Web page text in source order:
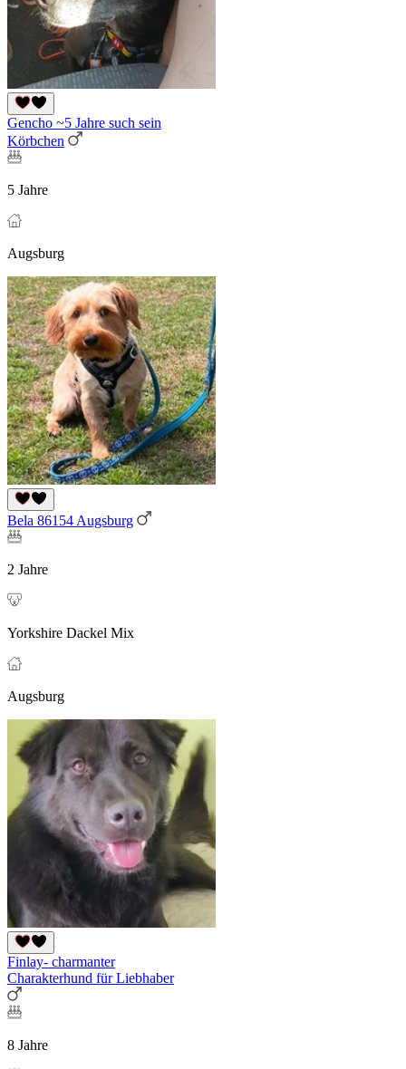
Gencho ~5 Jahre such sein
Körbchen
5 Jahre
Augsburg
Bela 86154 Augsburg
2 Jahre
Yorkshire Dackel Mix
Augsburg
Finlay- charmanter
Charakterhund für Liebhaber
8 Jahre